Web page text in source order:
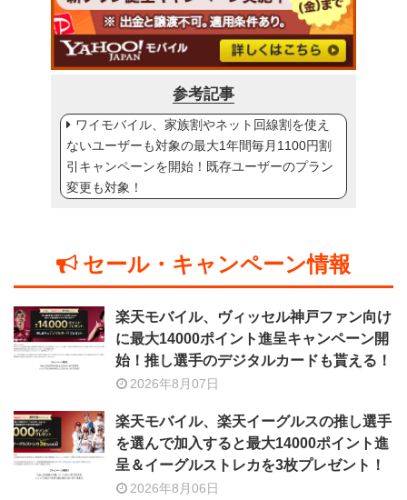
参考記事
ワイモバイル、家族割やネット回線割を使え
ないユーザーも対象の最大1年間毎月1100円割
引キャンペーンを開始！既存ユーザーのプラン
変更も対象！
セール・キャンペーン情報
楽天モバイル、ヴィッセル神戸ファン向け
に最大14000ポイント進呈キャンペーン開
始！推し選手のデジタルカードも貰える！
2026年8月07日
楽天モバイル、楽天イーグルスの推し選手
を選んで加入すると最大14000ポイント進
呈＆イーグルストレカを3枚プレゼント！
2026年8月06日